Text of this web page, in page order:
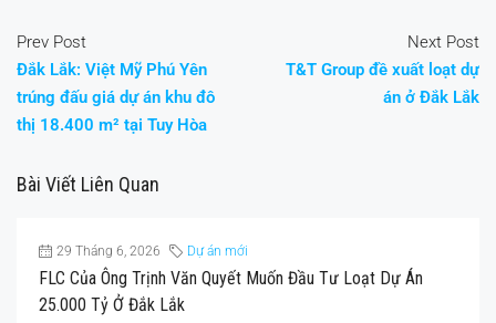
Prev Post
Đắk Lắk: Việt Mỹ Phú Yên
trúng đấu giá dự án khu đô
thị 18.400 m² tại Tuy Hòa
Next Post
T&T Group đề xuất loạt dự
án ở Đắk Lắk
Bài Viết Liên Quan
29 Tháng 6, 2026 Dự án mới
FLC Của Ông Trịnh Văn Quyết Muốn Đầu Tư Loạt Dự Án
25.000 Tỷ Ở Đắk Lắk